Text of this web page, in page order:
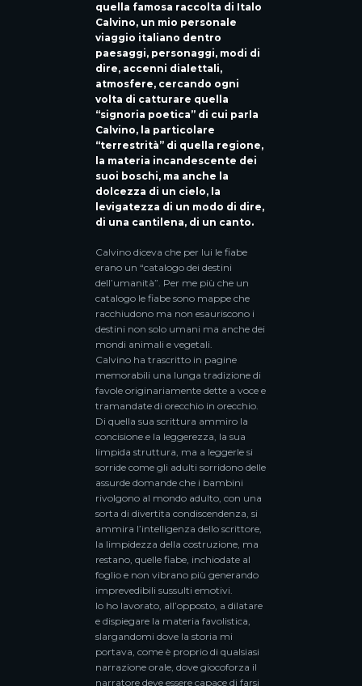
quella famosa raccolta di Italo
Calvino, un mio personale
viaggio italiano dentro
paesaggi, personaggi, modi di
dire, accenni dialettali,
atmosfere, cercando ogni
volta di catturare quella
“signoria poetica” di cui parla
Calvino, la particolare
“terrestrità” di quella regione,
la materia incandescente dei
suoi boschi, ma anche la
dolcezza di un cielo, la
levigatezza di un modo di dire,
di una cantilena, di un canto.
Calvino diceva che per lui le fiabe
erano un “catalogo dei destini
dell’umanità”. Per me più che un
catalogo le fiabe sono mappe che
racchiudono ma non esauriscono i
destini non solo umani ma anche dei
mondi animali e vegetali.
Calvino ha trascritto in pagine
memorabili una lunga tradizione di
favole originariamente dette a voce e
tramandate di orecchio in orecchio.
Di quella sua scrittura ammiro la
concisione e la leggerezza, la sua
limpida struttura, ma a leggerle si
sorride come gli adulti sorridono delle
assurde domande che i bambini
rivolgono al mondo adulto, con una
sorta di divertita condiscendenza, si
ammira l’intelligenza dello scrittore,
la limpidezza della costruzione, ma
restano, quelle fiabe, inchiodate al
foglio e non vibrano più generando
imprevedibili sussulti emotivi.
Io ho lavorato, all’opposto, a dilatare
e dispiegare la materia favolistica,
slargandomi dove la storia mi
portava, come è proprio di qualsiasi
narrazione orale, dove giocoforza il
narratore deve essere capace di farsi